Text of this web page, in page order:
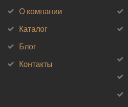
О компании
Каталог
Блог
Контакты